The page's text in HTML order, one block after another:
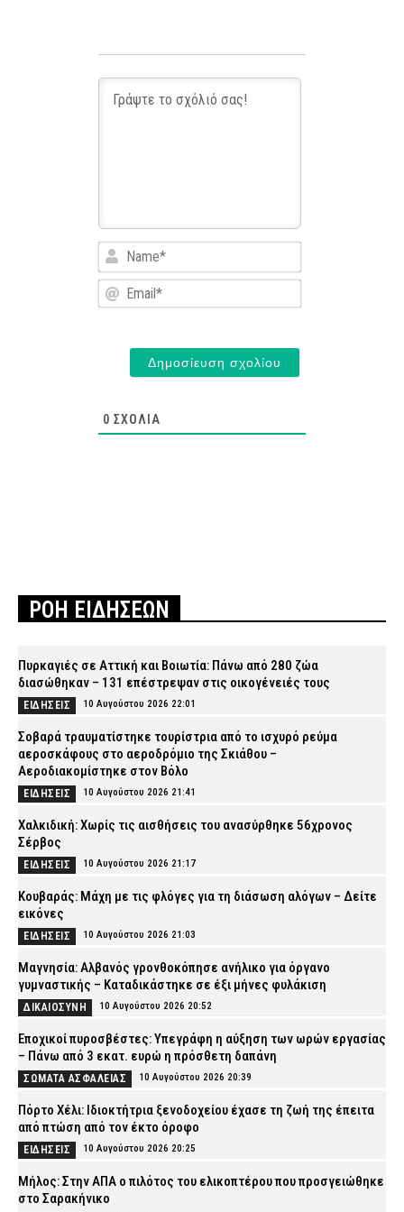
Name*
Email*
0 ΣΧΌΛΙΑ
ΡΟΗ ΕΙΔΗΣΕΩΝ
Πυρκαγιές σε Αττική και Βοιωτία: Πάνω από 280 ζώα
διασώθηκαν – 131 επέστρεψαν στις οικογένειές τους
ΕΙΔΗΣΕΙΣ 10 Αυγούστου 2026 22:01
Σοβαρά τραυματίστηκε τουρίστρια από το ισχυρό ρεύμα
αεροσκάφους στο αεροδρόμιο της Σκιάθου –
Αεροδιακομίστηκε στον Βόλο
ΕΙΔΗΣΕΙΣ 10 Αυγούστου 2026 21:41
Χαλκιδική: Χωρίς τις αισθήσεις του ανασύρθηκε 56χρονος
Σέρβος
ΕΙΔΗΣΕΙΣ 10 Αυγούστου 2026 21:17
Κουβαράς: Μάχη με τις φλόγες για τη διάσωση αλόγων – Δείτε
εικόνες
ΕΙΔΗΣΕΙΣ 10 Αυγούστου 2026 21:03
Μαγνησία: Αλβανός γρονθοκόπησε ανήλικο για όργανο
γυμναστικής – Καταδικάστηκε σε έξι μήνες φυλάκιση
ΔΙΚΑΙΟΣΥΝΗ 10 Αυγούστου 2026 20:52
Εποχικοί πυροσβέστες: Υπεγράφη η αύξηση των ωρών εργασίας
– Πάνω από 3 εκατ. ευρώ η πρόσθετη δαπάνη
ΣΩΜΑΤΑ ΑΣΦΑΛΕΙΑΣ 10 Αυγούστου 2026 20:39
Πόρτο Χέλι: Ιδιοκτήτρια ξενοδοχείου έχασε τη ζωή της έπειτα
από πτώση από τον έκτο όροφο
ΕΙΔΗΣΕΙΣ 10 Αυγούστου 2026 20:25
Μήλος: Στην ΑΠΑ ο πιλότος του ελικοπτέρου που προσγειώθηκε
στο Σαρακήνικο